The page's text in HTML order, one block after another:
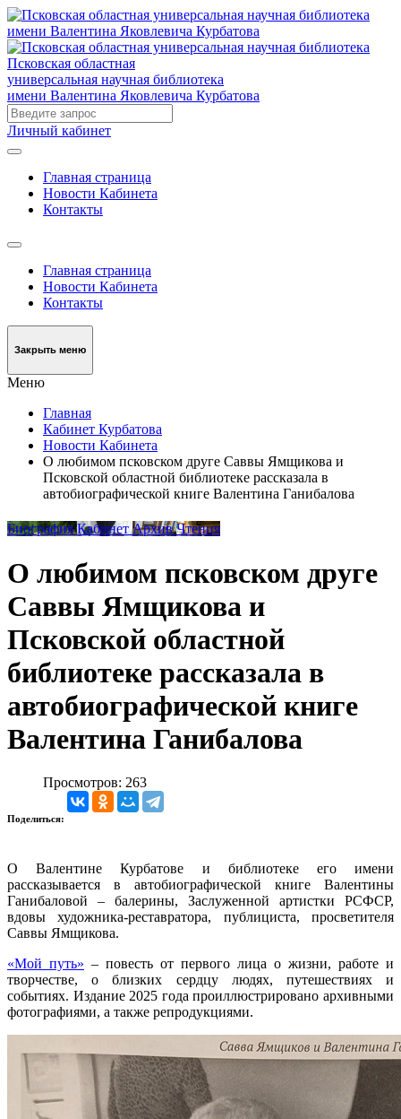
Псковская областная
универсальная научная библиотека
имени Валентина Яковлевича Курбатова
Личный кабинет
Главная страница
Новости Кабинета
Контакты
Главная страница
Новости Кабинета
Контакты
Закрыть меню
Меню
Главная
Кабинет Курбатова
Новости Кабинета
О любимом псковском друге Саввы Ямщикова и
Псковской областной библиотеке рассказала в
автобиографической книге Валентина Ганибалова
БиографияКабинетАрхивЧтения
О любимом псковском друге
Саввы Ямщикова и
Псковской областной
библиотеке рассказала в
автобиографической книге
Валентина Ганибалова
Просмотров: 263
Поделиться:
О Валентине Курбатове и библиотеке его имени
рассказывается в автобиографической книге Валентины
Ганибаловой – балерины, Заслуженной артистки РСФСР,
вдовы художника-реставратора, публициста, просветителя
Саввы Ямщикова.
«Мой путь» – повесть от первого лица о жизни, работе и
творчестве, о близких сердцу людях, путешествиях и
событиях. Издание 2025 года проиллюстрировано архивными
фотографиями, а также репродукциями.